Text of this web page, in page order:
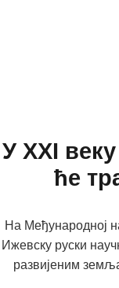
У XXI
ће
На Међународној
Ижевску руски
развијеним